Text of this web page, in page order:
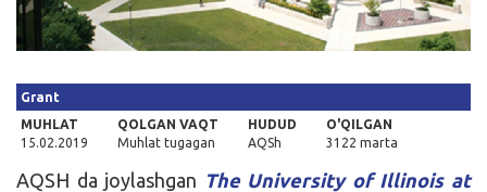
Grant
MUHLAT
15.02.2019
QOLGAN VAQT
Muhlat tugagan
HUDUD
AQSh
O'QILGAN
3122 marta
AQSH da joylashgan The University of Illinois at